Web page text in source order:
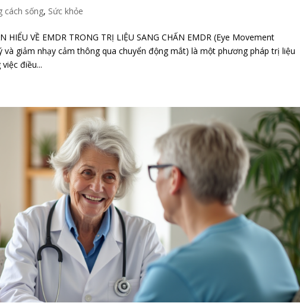
cách sống, Sức khỏe
HIỂU VỀ EMDR TRONG TRỊ LIỆU SANG CHẤN EMDR (Eye Movement
và giảm nhạy cảm thông qua chuyển động mắt) là một phương pháp trị liệu
điều...